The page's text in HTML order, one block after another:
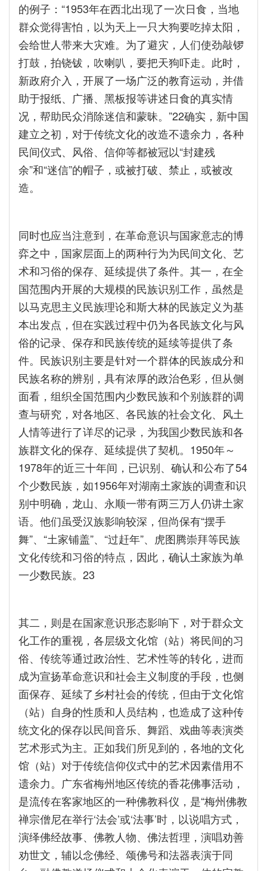
的例子：“1953年在西北出现了一次日食，当地
群众觉得害怕，以为天上一只大狗要吃掉太阳，
会给世人带来大灾难。为了避灾，人们使劲敲锣
打鼓，拍铙钹，吹喇叭，要把天狗吓走。此时，
新政府介入，开展了一场广泛的教育运动，并借
助于报纸、广播、黑板报等讲述日食的真实情
况，帮助民众消除迷信和蒙昧。”22确实，新中国
建立之初，对于传统文化的改造不遗余力，各种
民间仪式、风俗、信仰等都被冠以“封建残
余”和“迷信”的帽子，或被打破、禁止，或被改
造。
同时也应当注意到，在革命意识与国家意志的博
弈之中，国家层面上的两种行为为民间文化、艺
术和习俗的保存、延续提供了条件。其一，在全
国范围内开展的大规模的民族识别工作，虽然是
以马克思主义民族理论和斯大林的民族定义为基
本出发点，但在实践过程中仍为各民族文化与风
俗的记录、保存和民族传统的延续等提供了条
件。民族识别主要是针对一个群体的民族成分和
民族名称的辨别，具有浓厚的政治色彩，但从侧
面看，组织全国范围内少数民族和个别族群的调
查与研究，对各地区、各民族的社会文化、风土
人情等进行了详尽的记录，为我国少数民族和各
族群文化的保存、延续提供了契机。1950年～
1978年的近三十年间，已识别、确认和公布了54
个少数民族，如1956年对湖南土家族的调查和识
别中明确，龙山、永顺一带有两三万人仍讲土家
语。他们虽受汉族影响较深，但尚保有“摆手
舞”、“土家铺盖”、“过赶年”、虎图腾崇拜等民族
文化传统和习俗的特点，因此，确认土家族为单
一少数民族。23
其二，则是在国家意识形态影响下，对于群众文
化工作的重视，各层级文化馆（站）将民间的习
俗、传统等通过政治性、艺术性等的转化，进而
成为宣扬革命意识和社会主义制度的手段，也侧
面保存、延续了乡村社会的传统，但由于文化馆
（站）自身的性质和人员结构，也造成了这种传
统文化的保存以民间音乐、舞蹈、戏曲等表演类
艺术形式为主。正如我们所见到的，各地的文化
馆（站）对于传统信仰仪式中的艺术因素借用不
遗余力。广东省梅州地区传统的香花佛事活动，
是流传在客家地区的一种佛教科仪，是“梅州佛教
禅宗僧尼在举行‘法会’或‘法事’时，以说唱方式，
演绎佛经故事、佛教人物、佛法哲理，演唱劝善
劝世文，辅以念佛经、颂佛号和法器表演于同